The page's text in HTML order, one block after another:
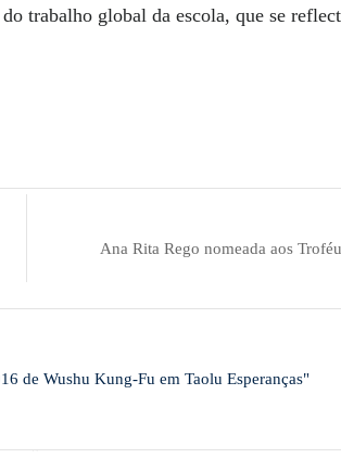
trabalho global da escola, que se
Ana Rita Rego nomeada aos
de Wushu Kung-Fu em Taolu Esperanças"